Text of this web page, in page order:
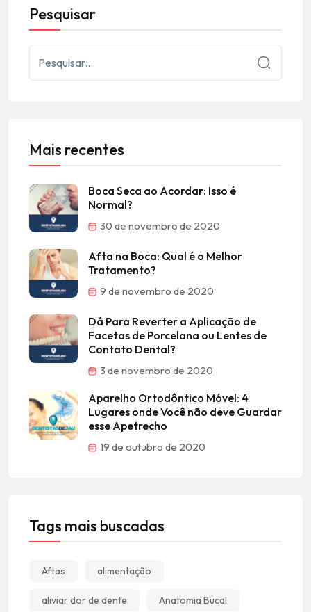
Pesquisar
Mais recentes
Boca Seca ao Acordar: Isso é
Normal?
30 de novembro de 2020
Afta na Boca: Qual é o Melhor
Tratamento?
9 de novembro de 2020
Dá Para Reverter a Aplicação de
Facetas de Porcelana ou Lentes de
Contato Dental?
3 de novembro de 2020
Aparelho Ortodôntico Móvel: 4
Lugares onde Você não deve Guardar
esse Apetrecho
19 de outubro de 2020
Tags mais buscadas
Aftas alimentação
aliviar dor de dente Anatomia Bucal